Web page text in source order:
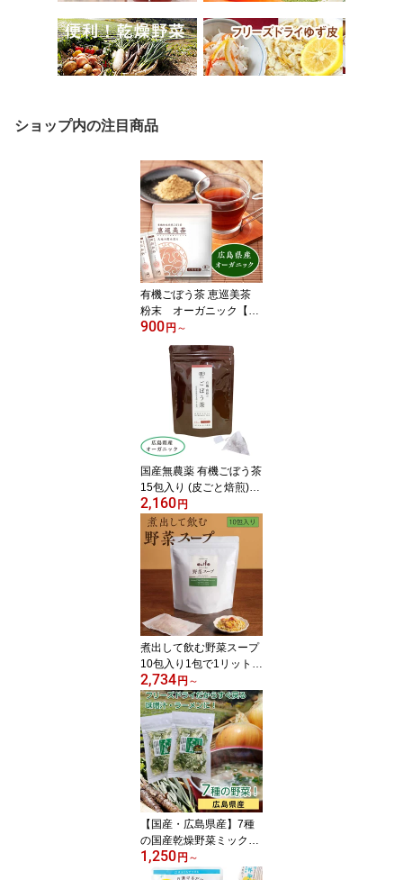
ショップ内の注目商品
有機ごぼう茶 恵巡美茶
粉末 オーガニック【ネ
コポス便送料無料】【有
機JAS認証自社農場栽培
原料】おためしもあり
900 円 ～
国産無農薬 有機ごぼう茶
15包入り (皮ごと焙煎)テ
ィーバッグタイプ
2,160 円
煮出して飲む野菜スープ
10包入り1包で1リット
ル 味付けなし 野菜の
お茶 国産乾燥野菜 野
菜だし ヴィーガンだ
し お得な6袋セットも
あり
2,734 円 ～
【国産・広島県産】7種
の国産乾燥野菜ミック
ス！フリーズドライみそ
汁の具おためし2袋or5袋
1,250 円 ～